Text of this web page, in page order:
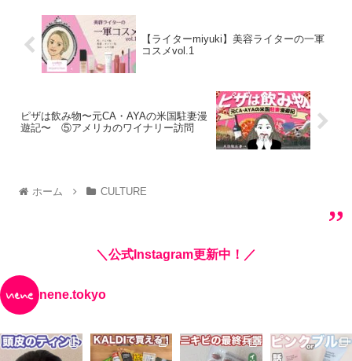
【ライターmiyuki】美容ライターの一軍
コスメvol.1
ピザは飲み物〜元CA・AYAの米国駐妻漫
遊記〜 ⑤アメリカのワイナリー訪問
ホーム CULTURE
＼公式Instagram更新中！／
nene.tokyo